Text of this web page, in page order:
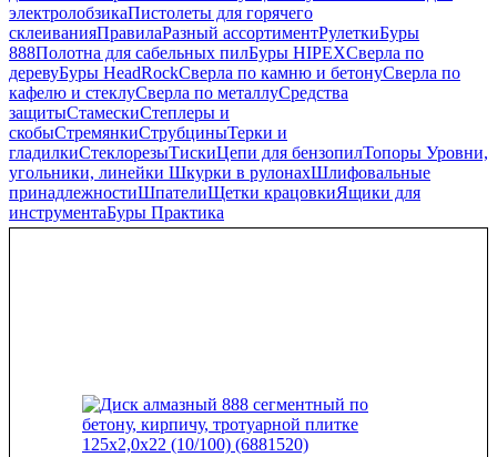
электролобзикаПистолеты для горячего
склеиванияПравилаРазный ассортиментРулеткиБуры
888Полотна для сабельных пилБуры HIPEXСверла по
деревуБуры HeadRockСверла по камню и бетонуСверла по
кафелю и стеклуСверла по металлуСредства
защитыСтамескиСтеплеры и
скобыСтремянкиСтрубциныТерки и
гладилкиСтеклорезыТискиЦепи для бензопилТопоры Уровни,
угольники, линейки Шкурки в рулонахШлифовальные
принадлежностиШпателиЩетки крацовкиЯщики для
инструментаБуры Практика